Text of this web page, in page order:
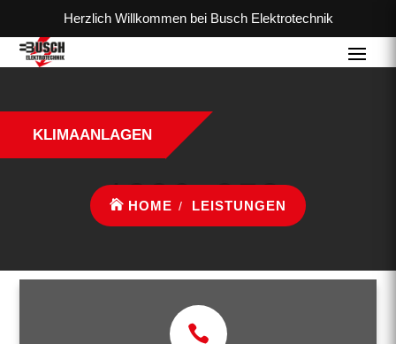
Herzlich Willkommen bei Busch Elektrotechnik
KLIMAANLAGEN
HOME LEISTUNGEN